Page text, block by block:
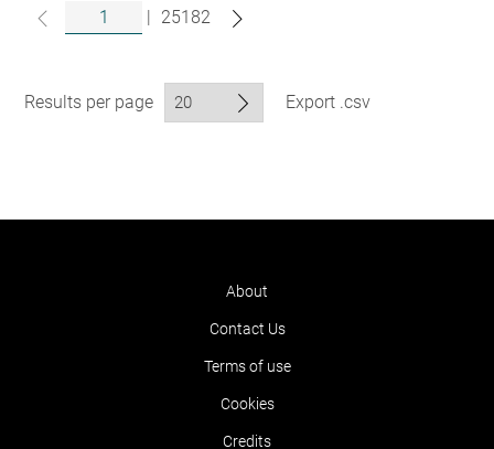
| 25182
Results per page Export .csv
About
Contact Us
Terms of use
Cookies
Credits